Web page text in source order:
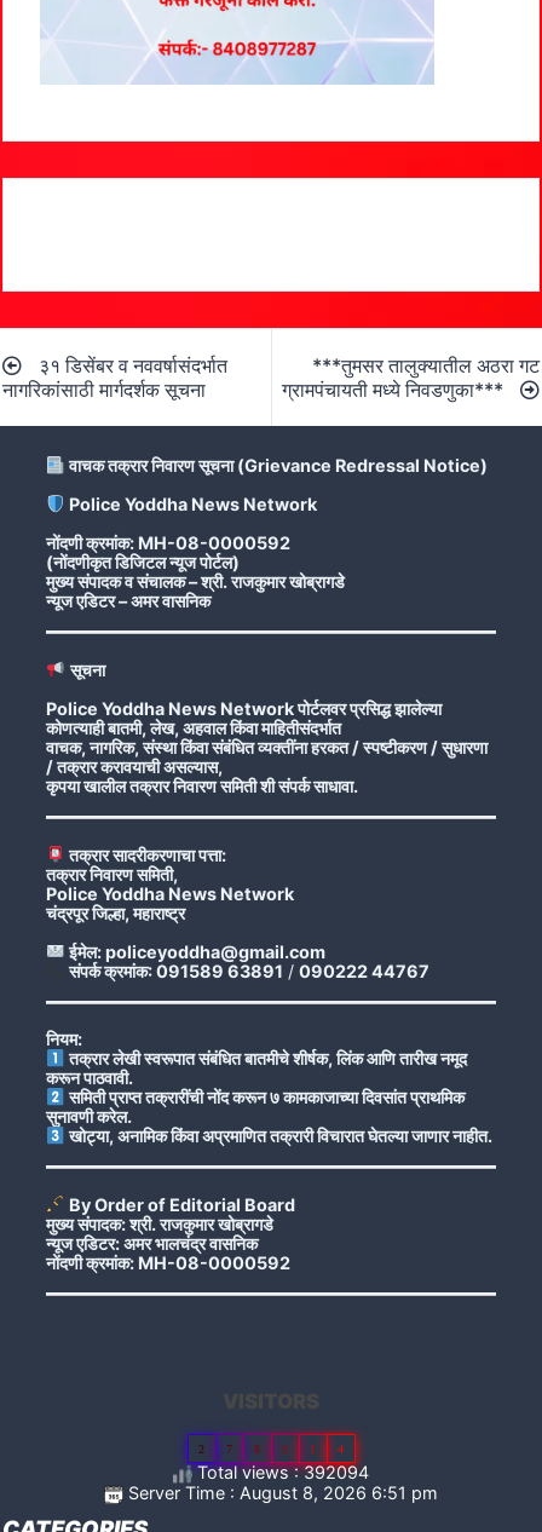
navigation
३१ डिसेंबर व नववर्षासंदर्भात
नागरिकांसाठी मार्गदर्शक सूचना
***तुमसर तालुक्यातील अठरा गट
ग्रामपंचायती मध्ये निवडणुका***
वाचक तक्रार निवारण सूचना (Grievance Redressal Notice)
Police Yoddha News Network
नोंदणी क्रमांक: MH-08-0000592
(नोंदणीकृत डिजिटल न्यूज पोर्टल)
मुख्य संपादक व संचालक – श्री. राजकुमार खोब्रागडे
न्यूज एडिटर – अमर वासनिक
सूचना
Police Yoddha News Network पोर्टलवर प्रसिद्ध झालेल्या
कोणत्याही बातमी, लेख, अहवाल किंवा माहितीसंदर्भात
वाचक, नागरिक, संस्था किंवा संबंधित व्यक्तींना हरकत / स्पष्टीकरण / सुधारणा
/ तक्रार करावयाची असल्यास,
कृपया खालील तक्रार निवारण समिती शी संपर्क साधावा.
तक्रार सादरीकरणाचा पत्ता:
तक्रार निवारण समिती,
Police Yoddha News Network
चंद्रपूर जिल्हा, महाराष्ट्र
ईमेल: policeyoddha@gmail.com
संपर्क क्रमांक: 091589 63891 / 090222 44767
नियम:
तक्रार लेखी स्वरूपात संबंधित बातमीचे शीर्षक, लिंक आणि तारीख नमूद
करून पाठवावी.
समिती प्राप्त तक्रारींची नोंद करून ७ कामकाजाच्या दिवसांत प्राथमिक
सुनावणी करेल.
खोट्या, अनामिक किंवा अप्रमाणित तक्रारी विचारात घेतल्या जाणार नाहीत.
By Order of Editorial Board
मुख्य संपादक: श्री. राजकुमार खोब्रागडे
न्यूज एडिटर: अमर भालचंद्र वासनिक
नोंदणी क्रमांक: MH-08-0000592
VISITORS
2 7 8 5 1 4
Total views : 392094
Server Time : August 8, 2026 6:51 pm